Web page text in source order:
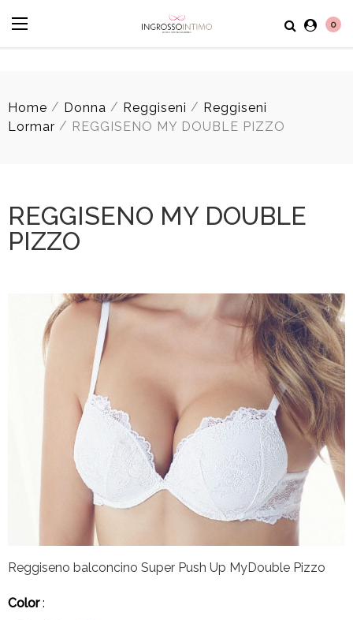
0
Home / Donna / Reggiseni / Reggiseni
Lormar / REGGISENO MY DOUBLE PIZZO
REGGISENO MY DOUBLE
PIZZO
Reggiseno balconcino Super Push Up MyDouble Pizzo
Color: